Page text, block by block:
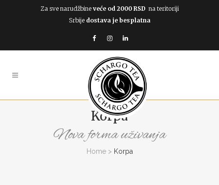
Za sve narudžbine veće od 2000 RSD na teritoriji
Srbije dostava je besplatna
Korpa
Nova forma uživanja
Home> Korpa